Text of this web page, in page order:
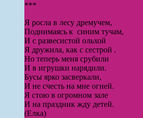
***
Я росла в лесу дремучем,
Поднимаясь к синим тучам,
И с развесистой ольхой
Я дружила, как с сестрой .
Но теперь меня срубили
И в игрушки нарядили.
Бусы ярко засверкали,
И не счесть на мне огней.
Я стою в огромном зале
И на праздник жду детей.
(Елка)